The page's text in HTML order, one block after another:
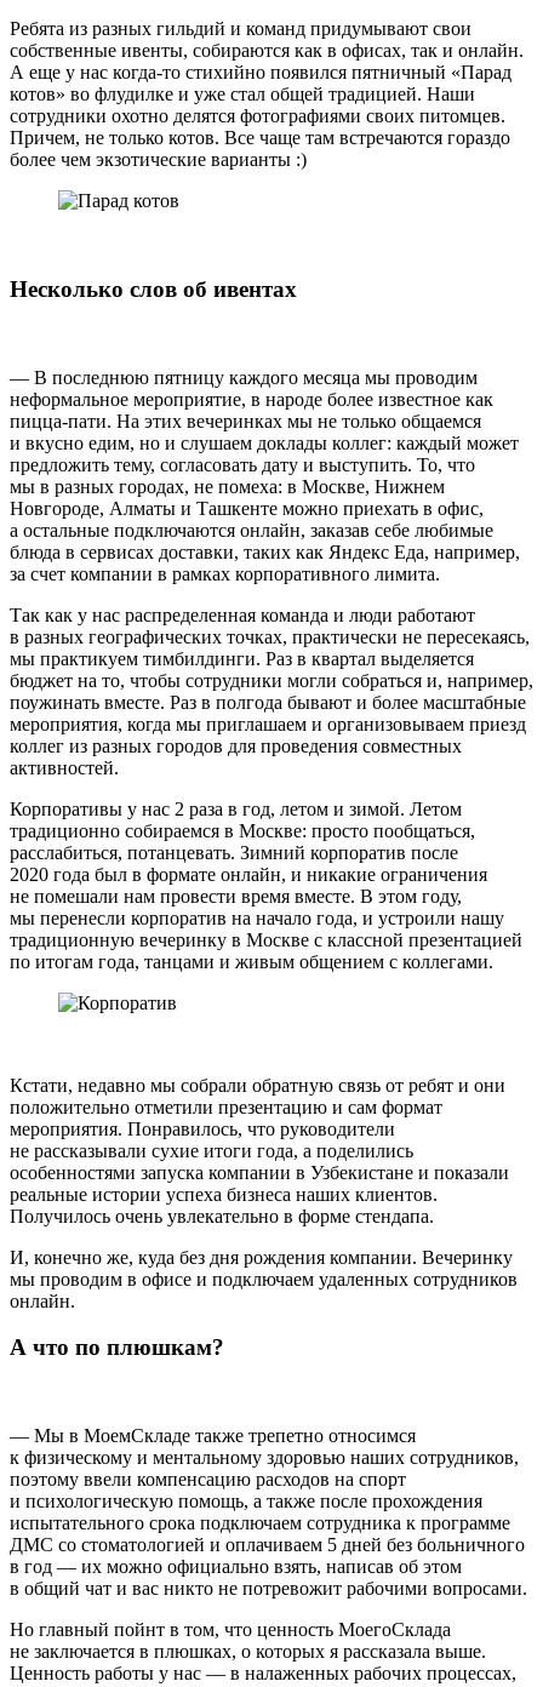
Ребята из разных гильдий и команд придумывают свои
собственные ивенты, собираются как в офисах, так и онлайн.
А еще у нас когда-то стихийно появился пятничный «Парад
котов» во флудилке и уже стал общей традицией. Наши
сотрудники охотно делятся фотографиями своих питомцев.
Причем, не только котов. Все чаще там встречаются гораздо
более чем экзотические варианты :)
Несколько слов об ивентах
— В последнюю пятницу каждого месяца мы проводим
неформальное мероприятие, в народе более известное как
пицца-пати. На этих вечеринках мы не только общаемся
и вкусно едим, но и слушаем доклады коллег: каждый может
предложить тему, согласовать дату и выступить. То, что
мы в разных городах, не помеха: в Москве, Нижнем
Новгороде, Алматы и Ташкенте можно приехать в офис,
а остальные подключаются онлайн, заказав себе любимые
блюда в сервисах доставки, таких как Яндекс Еда, например,
за счет компании в рамках корпоративного лимита.
Так как у нас распределенная команда и люди работают
в разных географических точках, практически не пересекаясь,
мы практикуем тимбилдинги. Раз в квартал выделяется
бюджет на то, чтобы сотрудники могли собраться и, например,
поужинать вместе. Раз в полгода бывают и более масштабные
мероприятия, когда мы приглашаем и организовываем приезд
коллег из разных городов для проведения совместных
активностей.
Корпоративы у нас 2 раза в год, летом и зимой. Летом
традиционно собираемся в Москве: просто пообщаться,
расслабиться, потанцевать. Зимний корпоратив после
2020 года был в формате онлайн, и никакие ограничения
не помешали нам провести время вместе. В этом году,
мы перенесли корпоратив на начало года, и устроили нашу
традиционную вечеринку в Москве с классной презентацией
по итогам года, танцами и живым общением с коллегами.
Кстати, недавно мы собрали обратную связь от ребят и они
положительно отметили презентацию и сам формат
мероприятия. Понравилось, что руководители
не рассказывали сухие итоги года, а поделились
особенностями запуска компании в Узбекистане и показали
реальные истории успеха бизнеса наших клиентов.
Получилось очень увлекательно в форме стендапа.
И, конечно же, куда без дня рождения компании. Вечеринку
мы проводим в офисе и подключаем удаленных сотрудников
онлайн.
А что по плюшкам?
— Мы в МоемСкладе также трепетно относимся
к физическому и ментальному здоровью наших сотрудников,
поэтому ввели компенсацию расходов на спорт
и психологическую помощь, а также после прохождения
испытательного срока подключаем сотрудника к программе
ДМС со стоматологией и оплачиваем 5 дней без больничного
в год — их можно официально взять, написав об этом
в общий чат и вас никто не потревожит рабочими вопросами.
Но главный пойнт в том, что ценность МоегоСклада
не заключается в плюшках, о которых я рассказала выше.
Ценность работы у нас — в налаженных рабочих процессах,